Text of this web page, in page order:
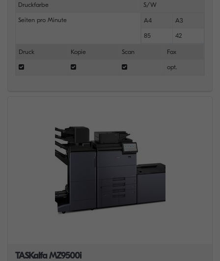
Druckfarbe S/W
Seiten pro Minute A4 A3
85 42
Druck Kopie Scan Fax
opt.
TASKalfa MZ9500i